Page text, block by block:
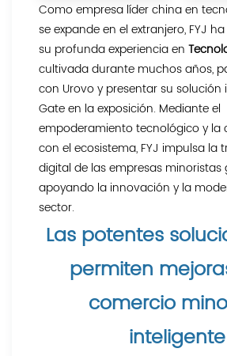
Como empresa líder china en
se expande en el extranjero, FYJ
su profunda experiencia en
cultivada durante muchos años,
con Urovo y presentar su solución
Gate en la exposición. Mediante el
empoderamiento tecnológico y la
con el ecosistema, FYJ impulsa la
digital de las empresas minoristas
apoyando la innovación y la
sector.
Las potentes
permiten
comercio
inteligente